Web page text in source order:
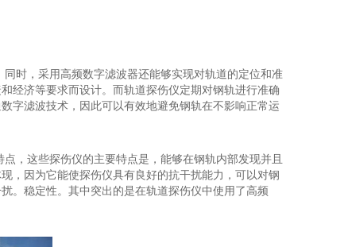
时，采用高频数字滤波器还能够实现对轨道的定位和准
经济等要求而设计。而轨道探伤仪定期对钢轨进行准确
字滤波技术，因此可以有效地避免钢轨在不影响正常运
，这些探伤仪的主要特点是，能够在钢轨内部发现并且
，因为它能使探伤仪具有良好的抗干扰能力，可以对钢
。稳定性。其中突出的是在轨道探伤仪中使用了高频